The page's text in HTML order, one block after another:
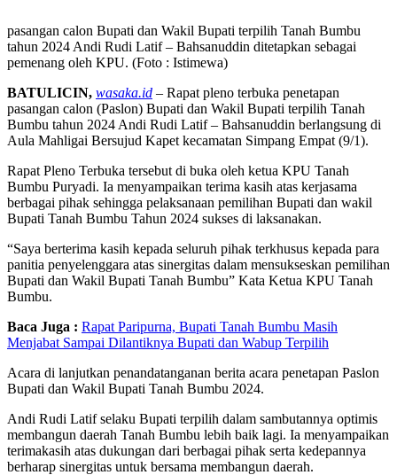
pasangan calon Bupati dan Wakil Bupati terpilih Tanah Bumbu
tahun 2024 Andi Rudi Latif – Bahsanuddin ditetapkan sebagai
pemenang oleh KPU. (Foto : Istimewa)
BATULICIN, wasaka.id – Rapat pleno terbuka penetapan
pasangan calon (Paslon) Bupati dan Wakil Bupati terpilih Tanah
Bumbu tahun 2024 Andi Rudi Latif – Bahsanuddin berlangsung di
Aula Mahligai Bersujud Kapet kecamatan Simpang Empat (9/1).
Rapat Pleno Terbuka tersebut di buka oleh ketua KPU Tanah
Bumbu Puryadi. Ia menyampaikan terima kasih atas kerjasama
berbagai pihak sehingga pelaksanaan pemilihan Bupati dan wakil
Bupati Tanah Bumbu Tahun 2024 sukses di laksanakan.
“Saya berterima kasih kepada seluruh pihak terkhusus kepada para
panitia penyelenggara atas sinergitas dalam mensukseskan pemilihan
Bupati dan Wakil Bupati Tanah Bumbu” Kata Ketua KPU Tanah
Bumbu.
Baca Juga : Rapat Paripurna, Bupati Tanah Bumbu Masih
Menjabat Sampai Dilantiknya Bupati dan Wabup Terpilih
Acara di lanjutkan penandatanganan berita acara penetapan Paslon
Bupati dan Wakil Bupati Tanah Bumbu 2024.
Andi Rudi Latif selaku Bupati terpilih dalam sambutannya optimis
membangun daerah Tanah Bumbu lebih baik lagi. Ia menyampaikan
terimakasih atas dukungan dari berbagai pihak serta kedepannya
berharap sinergitas untuk bersama membangun daerah.